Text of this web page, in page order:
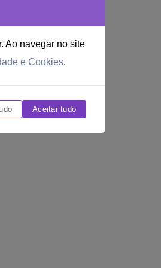
Ao navegar no site
e Cookies.
Aceitar tudo